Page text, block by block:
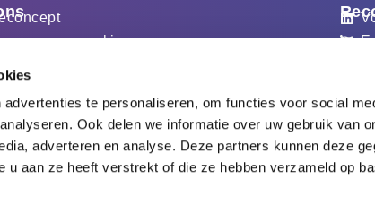
te personaliseren, om functies voor social
Ook delen we informatie over uw gebruik van
adverteren en analyse. Deze partners kunnen deze
u aan ze heeft verstrekt of die ze hebben verzameld op
en samenwerkingen